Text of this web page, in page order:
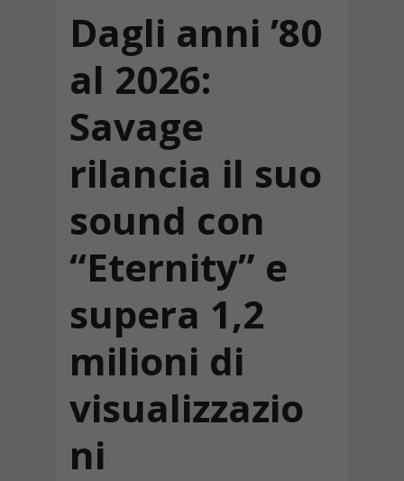
Dagli anni ’80
al 2026:
Savage
rilancia il suo
sound con
“Eternity” e
supera 1,2
milioni di
visualizzazio
ni